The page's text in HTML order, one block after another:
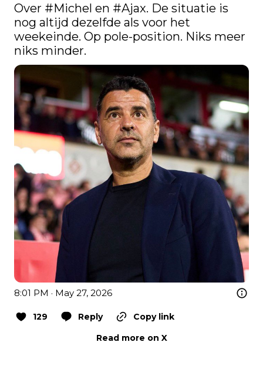
Over #Michel en #Ajax. De situatie is
nog altijd dezelfde als voor het
weekeinde. Op pole-position. Niks meer
niks minder.
8:01 PM · May 27, 2026
129 Reply
Copy link
Read more on X